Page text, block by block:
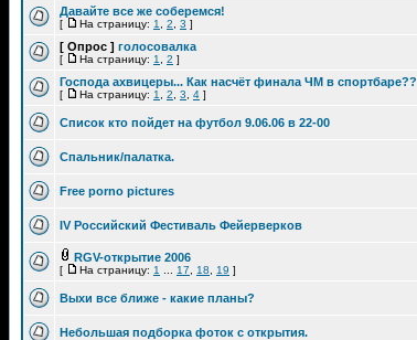
Давайте все же соберемся!
[ На страницу: 1 2 3 ]
[ Опрос ] голосовалка
[ На страницу: 1 2 ]
Господа ахвицеры... Как насчёт финала ЧМ в спортбаре??
[ На страницу: 1 2 3 4 ]
Список кто пойдет на футбол 9.06.06 в 22-00
Спальник/палатка.
Free porno pictures
IV Российский Фестиваль Фейерверков
RGV-открытие 2006
[ На страницу: 1 17 18 19 ]
Выхи все ближе - какие планы?
Небольшая подборка фоток с открытия.